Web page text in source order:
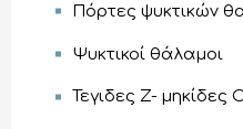
Πόρτες ψυκτικών
Ψυκτικοί θάλαμοι
Τεγιδες Z- μηκίδες C